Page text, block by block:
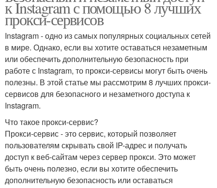
к Instagram с помощью 8 лучших
прокси-сервисов
Instagram - одно из самых популярных социальных сетей
в мире. Однако, если вы хотите оставаться незаметным
или обеспечить дополнительную безопасность при
работе с Instagram, то прокси-сервисы могут быть очень
полезны. В этой статье мы рассмотрим 8 лучших прокси-
сервисов для безопасного и незаметного доступа к
Instagram.
Что такое прокси-сервис?
Прокси-сервис - это сервис, который позволяет
пользователям скрывать свой IP-адрес и получать
доступ к веб-сайтам через сервер прокси. Это может
быть очень полезно, если вы хотите обеспечить
дополнительную безопасность или оставаться